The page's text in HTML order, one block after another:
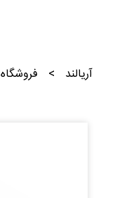
آریالند > فروشگاه